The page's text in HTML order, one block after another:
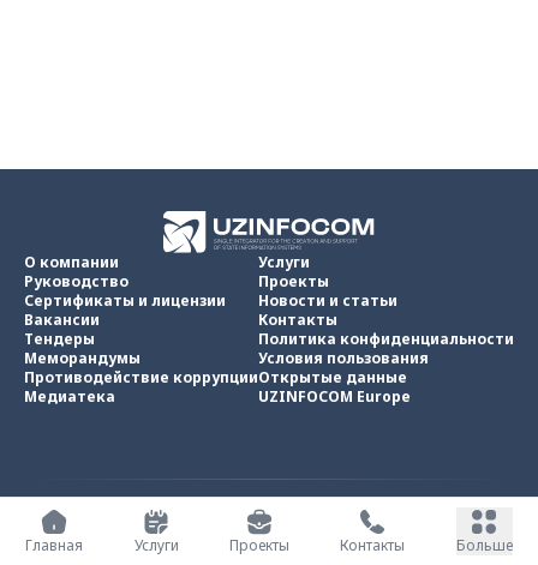
О компании
Руководство
Сертификаты и лицензии
Вакансии
Тендеры
Меморандумы
Противодействие коррупции
Медиатека
Услуги
Проекты
Новости и статьи
Контакты
Политика конфиденциальности
Условия пользования
Открытые данные
UZINFOCOM Europe
UZINFOCOM © 2002 - 2026
Все права защищены
Главная
Услуги Проекты Контакты Больше